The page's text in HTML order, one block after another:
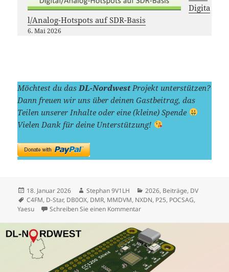
Digita
l/Analog-Hotspots auf SDR-Basis
6. Mai 2026
Möchtest du das DL-Nordwest Projekt unterstützen?
Dann freuen wir uns über deinen Gastbeitrag, das
Teilen unserer Inhalte oder eine (kleine) Spende
Vielen Dank für deine Unterstützung!
Veröffentlicht
am
18. Januar 2026 Autor
Stephan 9V1LH Kategorien
2026, Beiträge, DV
Schlagwörter
C4FM, D-Star, DB0OX, DMR, MMDVM, NXDN, P25, POCSAG,
Yaesu
Schreiben Sie einen Kommentarzu MMDVM feiert sein